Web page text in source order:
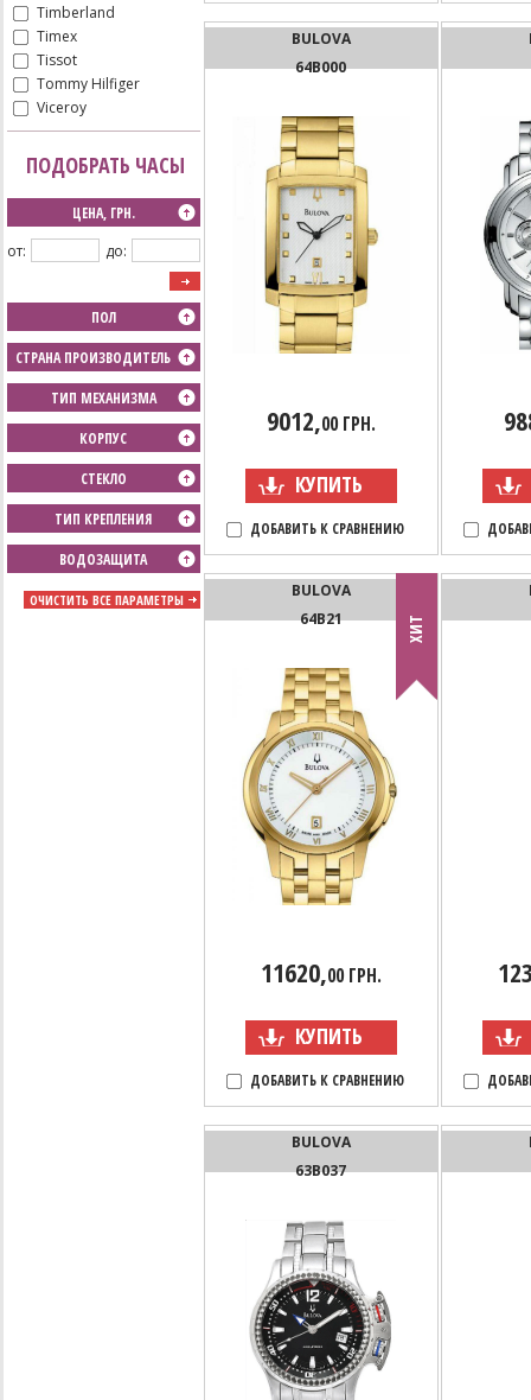
Timberland
Timex
Tissot
Tommy Hilfiger
Viceroy
ПОДОБРАТЬ ЧАСЫ
ЦЕНА, ГРН.
от:
до:
ПОЛ
СТРАНА ПРОИЗВОДИТЕЛЬ
ТИП МЕХАНИЗМА
КОРПУС
СТЕКЛО
ТИП КРЕПЛЕНИЯ
ВОДОЗАЩИТА
ОЧИСТИТЬ ВСЕ ПАРАМЕТРЫ
BULOVA
64B000
9012,00 ГРН.
КУПИТЬ
ДОБАВИТЬ К СРАВНЕНИЮ
ХИТ
BULOVA
64B21
11620,00 ГРН.
КУПИТЬ
ДОБАВИТЬ К СРАВНЕНИЮ
BULOVA
63B037